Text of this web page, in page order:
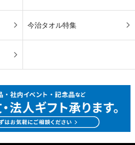
今治タオル特集